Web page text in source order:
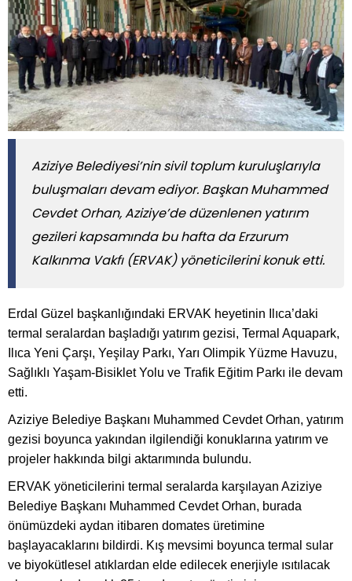
Aziziye Belediyesi’nin sivil toplum kuruluşlarıyla
buluşmaları devam ediyor. Başkan Muhammed
Cevdet Orhan, Aziziye’de düzenlenen yatırım
gezileri kapsamında bu hafta da Erzurum
Kalkınma Vakfı (ERVAK) yöneticilerini konuk etti.
Erdal Güzel başkanlığındaki ERVAK heyetinin Ilıca’daki
termal seralardan başladığı yatırım gezisi, Termal Aquapark,
Ilıca Yeni Çarşı, Yeşilay Parkı, Yarı Olimpik Yüzme Havuzu,
Sağlıklı Yaşam-Bisiklet Yolu ve Trafik Eğitim Parkı ile devam
etti.
Aziziye Belediye Başkanı Muhammed Cevdet Orhan, yatırım
gezisi boyunca yakından ilgilendiği konuklarına yatırım ve
projeler hakkında bilgi aktarımında bulundu.
ERVAK yöneticilerini termal seralarda karşılayan Aziziye
Belediye Başkanı Muhammed Cevdet Orhan, burada
önümüzdeki aydan itibaren domates üretimine
başlayacaklarını bildirdi. Kış mevsimi boyunca termal sular
ve biyokütlesel atıklardan elde edilecek enerjiyle ısıtılacak